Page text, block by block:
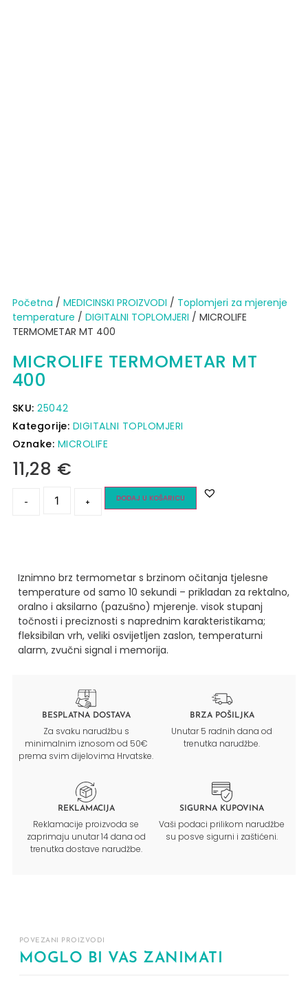
Početna / MEDICINSKI PROIZVODI / Toplomjeri za mjerenje
temperature / DIGITALNI TOPLOMJERI / MICROLIFE
TERMOMETAR MT 400
MICROLIFE TERMOMETAR MT
400
SKU:25042
Kategorije: DIGITALNI TOPLOMJERI
Oznake: MICROLIFE
11,28 €
- + DODAJ U KOŠARICU
Iznimno brz termometar s brzinom očitanja tjelesne
temperature od samo 10 sekundi – prikladan za rektalno,
oralno i aksilarno (pazušno) mjerenje. visok stupanj
točnosti i preciznosti s naprednim karakteristikama;
fleksibilan vrh, veliki osvijetljen zaslon, temperaturni
alarm, zvučni signal i memorija.
BESPLATNA DOSTAVA
Za svaku narudžbu s
minimalnim iznosom od 50€
prema svim dijelovima Hrvatske.
BRZA POŠILJKA
Unutar 5 radnih dana od
trenutka narudžbe.
REKLAMACIJA
Reklamacije proizvoda se
zaprimaju unutar 14 dana od
trenutka dostave narudžbe.
SIGURNA KUPOVINA
Vaši podaci prilikom narudžbe
su posve sigurni i zaštićeni.
POVEZANI PROIZVODI
MOGLO BI VAS ZANIMATI